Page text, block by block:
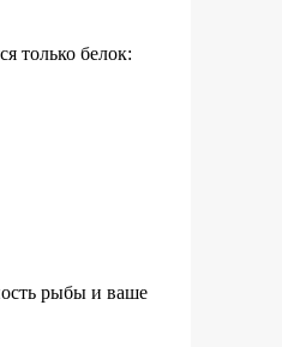
только белок:
рыбы и ваше